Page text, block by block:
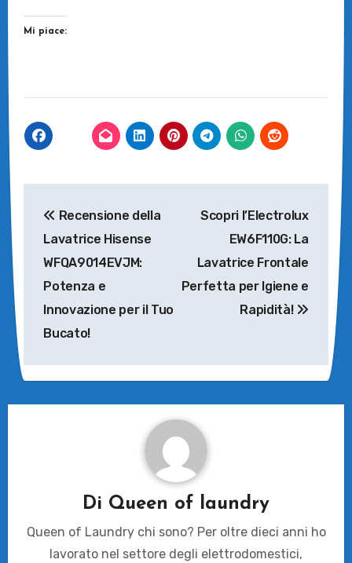
Mi piace:
articoli
Recensione della
Lavatrice Hisense
WFQA9014EVJM:
Potenza e
Innovazione per il Tuo
Bucato!
Scopri l’Electrolux
EW6F110G: La
Lavatrice Frontale
Perfetta per Igiene e
Rapidità!
Di Queen of laundry
Queen of Laundry chi sono? Per oltre dieci anni ho
lavorato nel settore degli elettrodomestici,